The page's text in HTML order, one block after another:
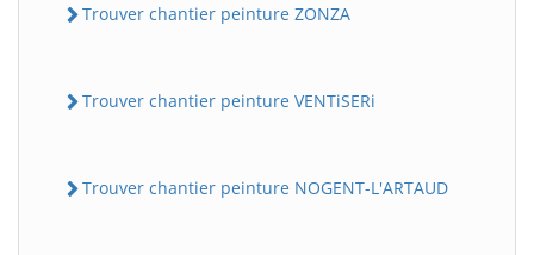
Trouver chantier peinture ZONZA
Trouver chantier peinture VENTiSERi
Trouver chantier peinture NOGENT-L'ARTAUD